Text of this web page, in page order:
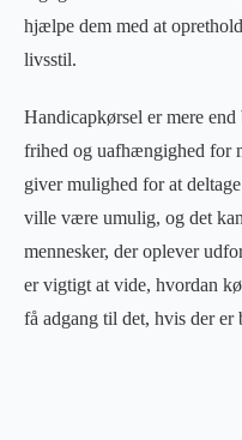
hjælpe dem med at
livsstil.
Handicapkørsel er mere
frihed og uafhængighed for
giver mulighed for at
ville være umulig, og det
mennesker, der oplever
er vigtigt at vide, hvordan
få adgang til det, hvis der er